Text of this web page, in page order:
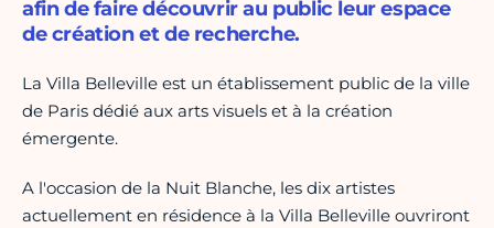
afin de faire découvrir au public leur espace
de création et de recherche.
La Villa Belleville est un établissement public de la ville
de Paris dédié aux arts visuels et à la création
émergente.
A l'occasion de la Nuit Blanche, les dix artistes
actuellement en résidence à la Villa Belleville ouvriront